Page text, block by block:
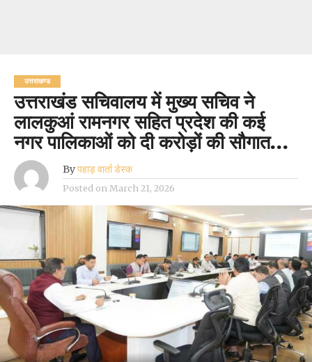
उत्तराखण्ड
उत्तराखंड सचिवालय में मुख्य सचिव ने
लालकुआं रामनगर सहित प्रदेश की कई
नगर पालिकाओं को दी करोड़ों की सौगात…
Byपहाड़ वार्ता डेस्क
Posted on March 21, 2026